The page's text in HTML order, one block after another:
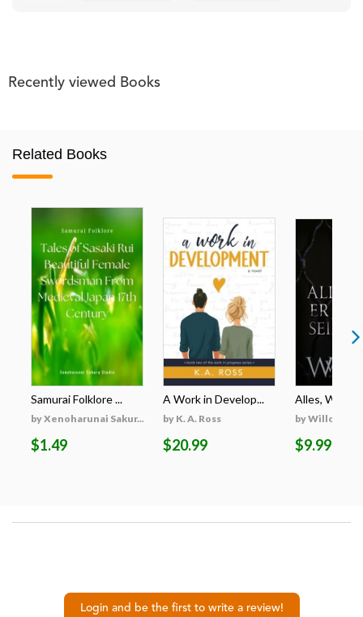
Recently viewed Books
Related Books
Samurai Folklore ...
by Xenoharunai Sakur...
$1.49
A Work in Develop...
by K. A. Ross
$20.99
Alles, Was Er
by Willow
$9.99
Login and be the first to write a review!